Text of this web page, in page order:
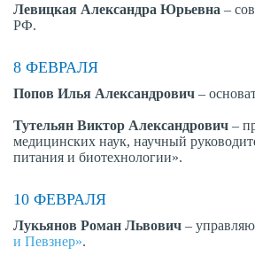
Левицкая Александра Юрьевна –
РФ.
8 ФЕВРАЛЯ
Попов Илья Александрович –
Тутельян Виктор Александрович –
медицинских наук, научный
питания и биотехнологии».
10 ФЕВРАЛЯ
Лукьянов Роман Львович –
и Певзнер».